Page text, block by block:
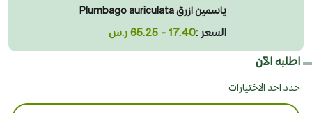
ياسمين ازرق Plumbago auriculata
السعر :17.40 - 65.25 ر.س
اطلبه الآن
حدد احد الاختيارات